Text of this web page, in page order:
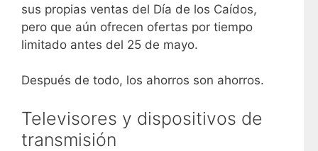
sus propias ventas del Día de los Caídos,
pero que aún ofrecen ofertas por tiempo
limitado antes del 25 de mayo.
Después de todo, los ahorros son ahorros.
Televisores y dispositivos de
transmisión